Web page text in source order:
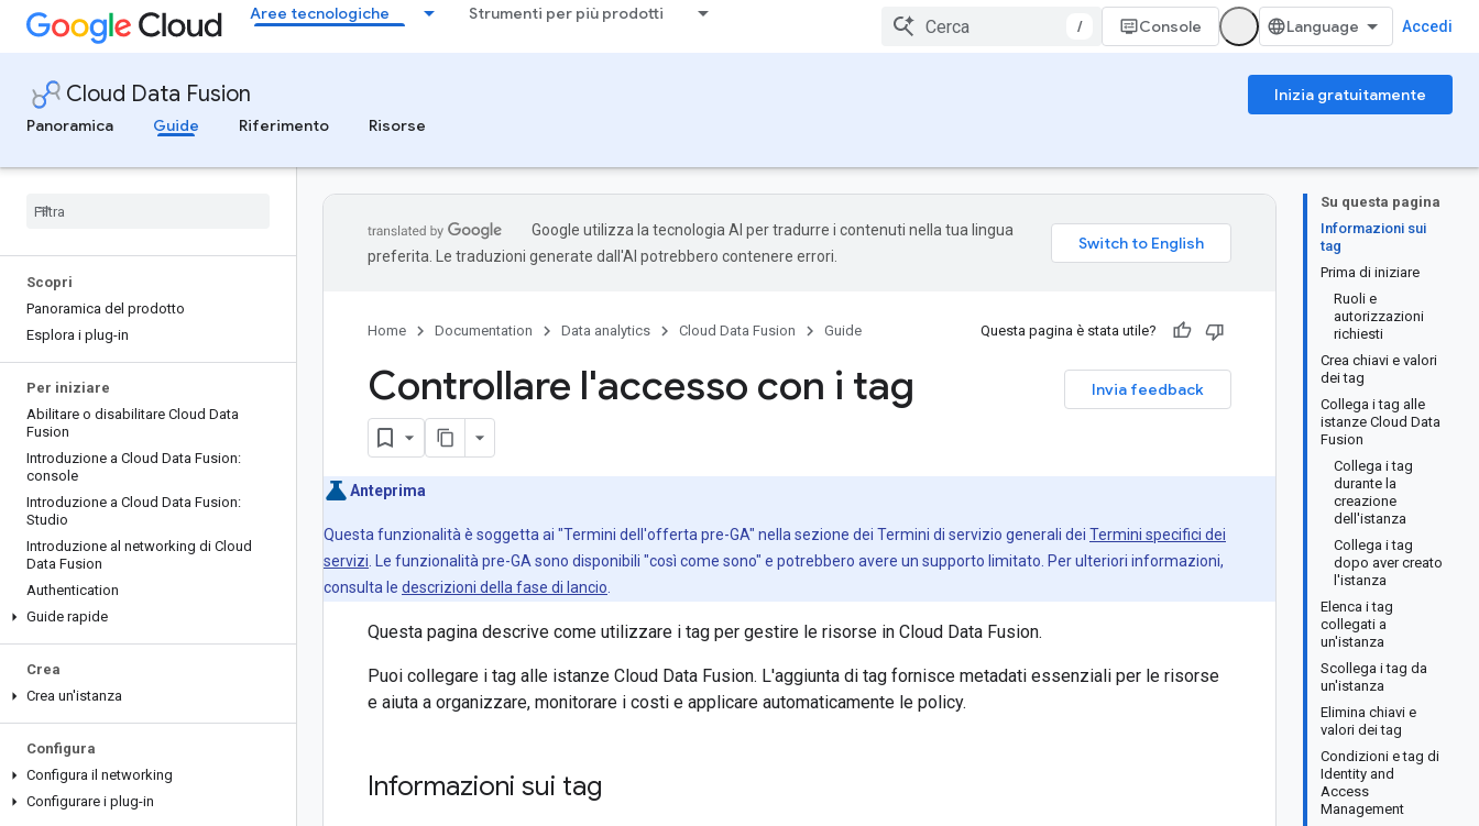
Aree tecnologiche Strumenti per più prodotti
/ Console Accedi
Cloud Data Fusion
Inizia gratuitamente
Panoramica
Guide Riferimento Risorse
Scopri
Panoramica del prodotto
Esplora i plug-in
Per iniziare
Abilitare o disabilitare Cloud Data
Fusion
Introduzione a Cloud Data Fusion:
console
Introduzione a Cloud Data Fusion:
Studio
Introduzione al networking di Cloud
Data Fusion
Authentication
Guide rapide
Crea
Crea un'istanza
Configura
Configura il networking
Configurare i plug-in
Su questa pagina
Informazioni sui
tag
Prima di iniziare
Ruoli e
autorizzazioni
richiesti
Crea chiavi e valori
dei tag
Collega i tag alle
istanze Cloud Data
Fusion
Collega i tag
durante la
creazione
dell'istanza
Collega i tag
dopo aver creato
l'istanza
Elenca i tag
collegati a
un'istanza
Scollega i tag da
un'istanza
Elimina chiavi e
valori dei tag
Condizioni e tag di
Identity and
Access
Management
Google utilizza la tecnologia AI per tradurre i contenuti nella tua lingua
preferita. Le traduzioni generate dall'AI potrebbero contenere errori.
Home Documentation Data analytics Cloud Data Fusion Guide Questa pagina è stata utile?
Invia feedback
Controllare l'accesso con i tag
Anteprima
Questa funzionalità è soggetta ai "Termini dell'offerta pre-GA" nella sezione dei Termini di servizio generali dei Termini specifici dei
servizi . Le funzionalità pre-GA sono disponibili "così come sono" e potrebbero avere un supporto limitato. Per ulteriori informazioni,
consulta le descrizioni della fase di lancio
Questa pagina descrive come utilizzare i tag per gestire le risorse in Cloud Data Fusion.
Puoi collegare i tag alle istanze Cloud Data Fusion. L'aggiunta di tag fornisce metadati essenziali per le risorse
e aiuta a organizzare, monitorare i costi e applicare automaticamente le policy.
Informazioni sui tag